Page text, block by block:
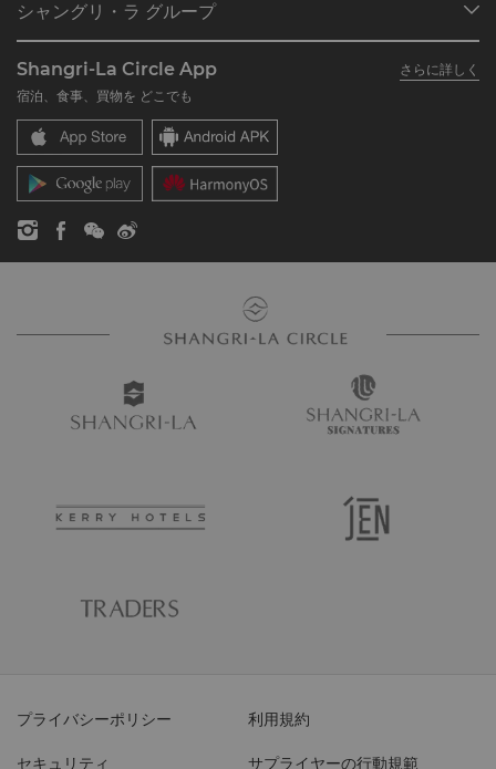
レストラン＆バー
シャングリ・ラ サークルに入会
よくあるお問合せや質問
SLCに関するお問い合わせ
シャングリ・ラ グループ
シャングリ・ラ ブランド
シャングリ・ラ センター
レジデンス
お問い合わせ
採用情報
企業の社会的責任
ニュース
Shangri-La Circle App
さらに詳しく
宿泊、食事、買物を どこでも
プライバシーポリシー 利用規約
セキュリティ サプライヤーの行動規範